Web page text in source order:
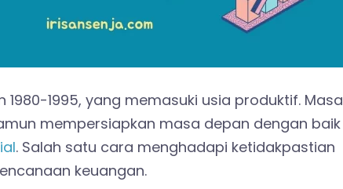
1995, yang memasuki usia produktif. Masa
mempersiapkan masa depan dengan baik
. Salah satu cara menghadapi ketidakpastian
keuangan.